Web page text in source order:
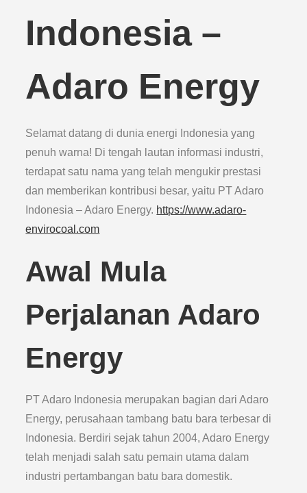
Indonesia –
Adaro Energy
Selamat datang di dunia energi Indonesia yang
penuh warna! Di tengah lautan informasi industri,
terdapat satu nama yang telah mengukir prestasi
dan memberikan kontribusi besar, yaitu PT Adaro
Indonesia – Adaro Energy. https://www.adaro-
envirocoal.com
Awal Mula
Perjalanan Adaro
Energy
PT Adaro Indonesia merupakan bagian dari Adaro
Energy, perusahaan tambang batu bara terbesar di
Indonesia. Berdiri sejak tahun 2004, Adaro Energy
telah menjadi salah satu pemain utama dalam
industri pertambangan batu bara domestik.